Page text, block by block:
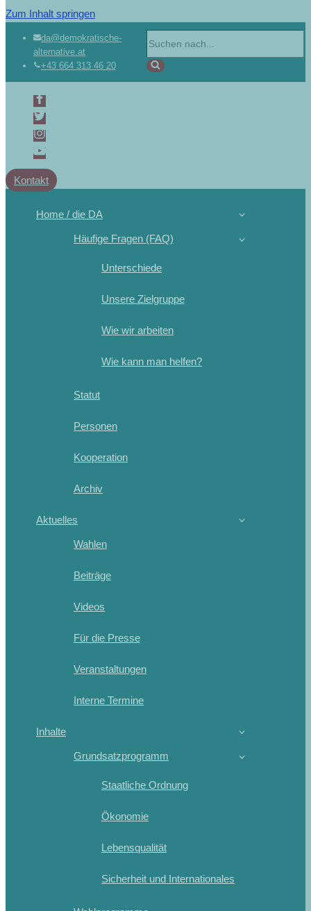
Zum Inhalt springen
da@demokratische-
alternative.at
+43 664 313 46 20
Kontakt
Home / die DA
Häufige Fragen (FAQ)
Unterschiede
Unsere Zielgruppe
Wie wir arbeiten
Wie kann man helfen?
Statut
Personen
Kooperation
Archiv
Aktuelles
Wahlen
Beiträge
Videos
Für die Presse
Veranstaltungen
Interne Termine
Inhalte
Grundsatzprogramm
Staatliche Ordnung
Ökonomie
Lebensqualität
Sicherheit und Internationales